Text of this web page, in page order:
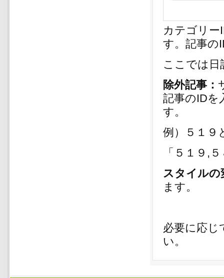
カテゴリー
す。記事の
ここでは日
除外記事：
記事のIDを
す。
例）５１９
「５１９,
スタイルの
ます。
必要に応じ
い。